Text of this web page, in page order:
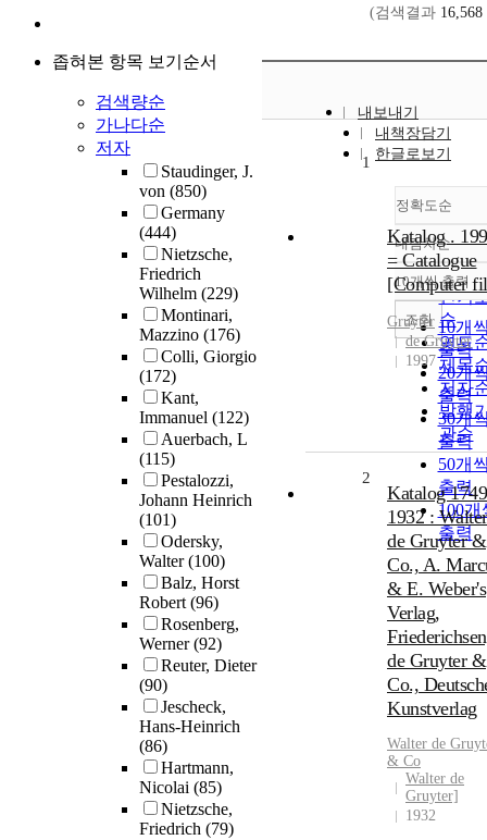
좁혀본 항목 보기순서
검색량순
가나다순
저자
Staudinger, J.
von (850)
Germany
(444)
Nietzsche,
Friedrich
Wilhelm (229)
Montinari,
Mazzino (176)
Colli, Giorgio
(172)
Kant,
Immanuel (122)
Auerbach, L
(115)
Pestalozzi,
Johann Heinrich
(101)
Odersky,
Walter(100)
Balz, Horst
Robert(96)
Rosenberg,
Werner(92)
Reuter, Dieter
(90)
Jescheck,
Hans-Heinrich
(86)
Hartmann,
Nicolai (85)
Nietzsche,
Friedrich (79)
(검색결과 16,568
내보내기
내책장담기
한글로보기
정확도순
정확
순
인기
순
연도
제목
저자
발행
관순
내림차순
내림
10개씩 출력
10개
출력
20개
출력
30개
출력
50개
출력
100개
출력
조회
1
Katalog .
= Catalogue
[Computer
Gruyter
de Gruyter
1997
2
Katalog
1932 : Walter
de Gruyter &
Co., A.
& E. Weber's
Verlag,
de Gruyter &
Co.,
Kunstverlag
Walter de
& Co
Walter de
Gruyter]
1932